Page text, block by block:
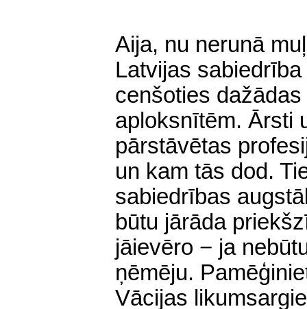
Aija, nu nerunā
Latvijas
cenšoties
aploksnītēm. Ārsti
pārstāvētas
un kam tās dod.
sabiedrības
būtu jārāda
jāievēro − ja
ņēmēju.
Vācijas